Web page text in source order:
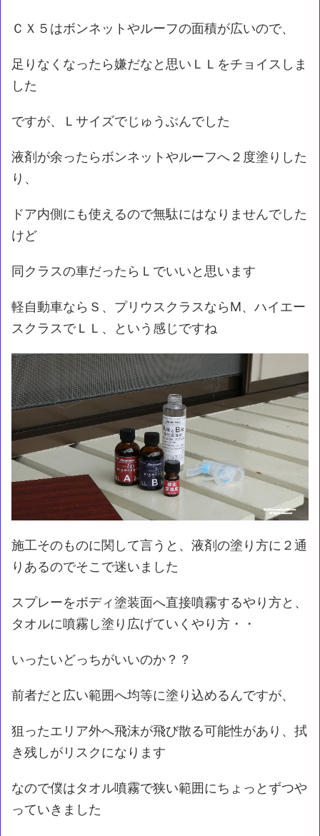
ＣＸ５はボンネットやルーフの面積が広いので、
足りなくなったら嫌だなと思いＬＬをチョイスしま
した
ですが、Ｌサイズでじゅうぶんでした
液剤が余ったらボンネットやルーフへ２度塗りした
り、
ドア内側にも使えるので無駄にはなりませんでした
けど
同クラスの車だったらＬでいいと思います
軽自動車ならＳ、プリウスクラスならM、ハイエー
スクラスでＬＬ、という感じですね
施工そのものに関して言うと、液剤の塗り方に２通
りあるのでそこで迷いました
スプレーをボディ塗装面へ直接噴霧するやり方と、
タオルに噴霧し塗り広げていくやり方・・
いったいどっちがいいのか？？
前者だと広い範囲へ均等に塗り込めるんですが、
狙ったエリア外へ飛沫が飛び散る可能性があり、拭
き残しがリスクになります
なので僕はタオル噴霧で狭い範囲にちょっとずつや
っていきました